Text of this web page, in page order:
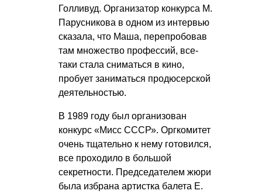
Голливуд. Организатор конкурса М.
Парусникова в одном из интервью
сказала, что Маша, перепробовав
там множество профессий, все-
таки стала сниматься в кино,
пробует заниматься продюсерской
деятельностью.
В 1989 году был организован
конкурс «Мисс СССР». Оргкомитет
очень тщательно к нему готовился,
все проходило в большой
секретности. Председателем жюри
была избрана артистка балета Е.